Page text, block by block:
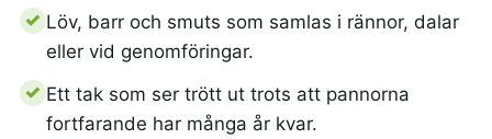
Löv, barr och smuts som samlas i rännor, dalar
eller vid genomföringar.
Ett tak som ser trött ut trots att pannorna
fortfarande har många år kvar.